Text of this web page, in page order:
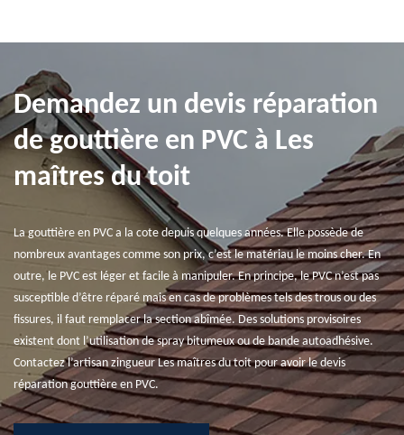
Demandez un devis réparation
de gouttière en PVC à Les
maîtres du toit
La gouttière en PVC a la cote depuis quelques années. Elle possède de
nombreux avantages comme son prix, c’est le matériau le moins cher. En
outre, le PVC est léger et facile à manipuler. En principe, le PVC n’est pas
susceptible d’être réparé mais en cas de problèmes tels des trous ou des
fissures, il faut remplacer la section abîmée. Des solutions provisoires
existent dont l’utilisation de spray bitumeux ou de bande autoadhésive.
Contactez l’artisan zingueur Les maîtres du toit pour avoir le devis
réparation gouttière en PVC.